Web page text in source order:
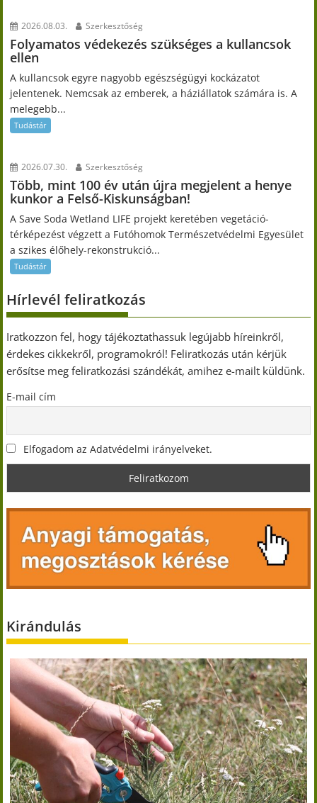
2026.08.03. Szerkesztőség
Folyamatos védekezés szükséges a kullancsok
ellen
A kullancsok egyre nagyobb egészségügyi kockázatot
jelentenek. Nemcsak az emberek, a háziállatok számára is. A
melegebb...
Tudástár
2026.07.30. Szerkesztőség
Több, mint 100 év után újra megjelent a henye
kunkor a Felső-Kiskunságban!
A Save Soda Wetland LIFE projekt keretében vegetáció-
térképezést végzett a Futóhomok Természetvédelmi Egyesület
a szikes élőhely-rekonstrukció...
Tudástár
Hírlevél feliratkozás
Iratkozzon fel, hogy tájékoztathassuk legújabb híreinkről,
érdekes cikkekről, programokról! Feliratkozás után kérjük
erősítse meg feliratkozási szándékát, amihez e-mailt küldünk.
E-mail cím
Elfogadom az Adatvédelmi irányelveket.
Kirándulás